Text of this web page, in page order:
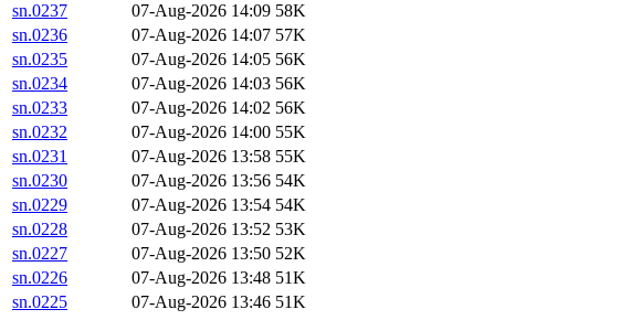
sn.0237
07-Aug-2026 14:09 58K
sn.0236
07-Aug-2026 14:07 57K
sn.0235
07-Aug-2026 14:05 56K
sn.0234
07-Aug-2026 14:03 56K
sn.0233
07-Aug-2026 14:02 56K
sn.0232
07-Aug-2026 14:00 55K
sn.0231
07-Aug-2026 13:58 55K
sn.0230
07-Aug-2026 13:56 54K
sn.0229
07-Aug-2026 13:54 54K
sn.0228
07-Aug-2026 13:52 53K
sn.0227
07-Aug-2026 13:50 52K
sn.0226
07-Aug-2026 13:48 51K
sn.0225
07-Aug-2026 13:46 51K